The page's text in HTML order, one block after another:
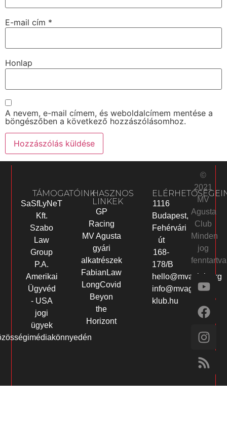
E-mail cím *
Honlap
A nevem, e-mail címem, és weboldalcímem mentése a
böngészőben a következő hozzászólásomhoz.
TÁMOGATÓINK
SaSfLyNeT
Kft.
Szabo
Law
Group
P.A.
Amerikai
Ügyvéd
- USA
jogi
ügyek
HASZNOS
LINKEK
GP
Racing
MV Agusta
gyári
alkatrészek
FabianLaw
LongCovid
Beyon
the
Horizont
1116
Budapest,
Fehérvári
út
168-
178/B
hello@mvaclub.org
info@mvagusta-
klub.hu
©
2021
MV
Agusta
Club
Minden
jog